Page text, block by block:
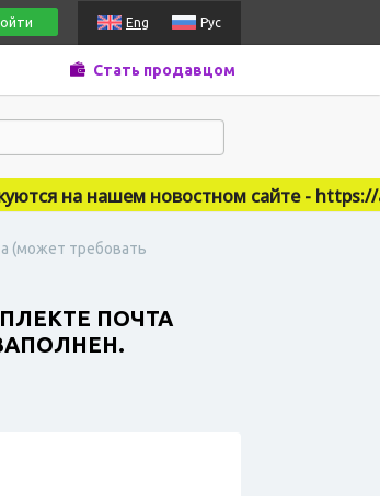
Eng Рус
Стать продавцом
на нашем новостном сайте - https://
(может требовать
ПОЧТА